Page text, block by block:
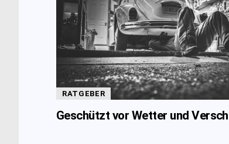
RATGEBER
Geschützt vor Wetter und